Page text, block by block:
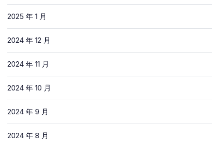
2025 年 1 月
2024 年 12 月
2024 年 11 月
2024 年 10 月
2024 年 9 月
2024 年 8 月